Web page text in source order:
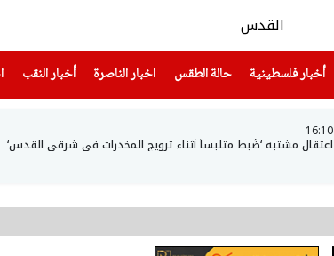
أخبار فلسطينية(current) حالة الطقس اخبار الناصرة
(current) أخبار النقب
16:10
اعتقال مشتبه ‘ضُبط متلبساً أثناء ترويج المخدرات في شرقي القدس‘